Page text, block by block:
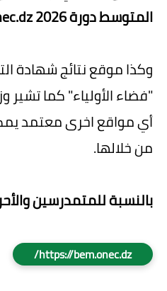
المتوسط دورة 2026 bem.onec.dz
وكذا موقع نتائج شهادة
"فضاء الأولياء" كما تشير
أي مواقع اخرى معتمد
من خلالها.
بالنسبة للمتمدرسين
https://bem.onec.dz/